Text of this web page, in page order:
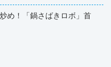
め！「鍋さばきロボ」首